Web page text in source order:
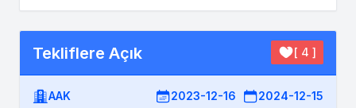
Tekliflere Açık [ 4 ]
AAK 2023-12-16 2024-12-15